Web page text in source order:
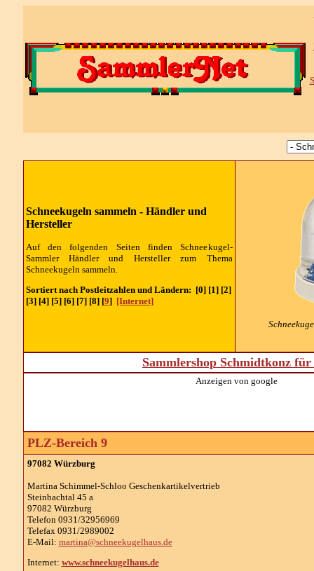
Schneekugeln sammeln - Händler und
Hersteller
Auf den folgenden Seiten finden Schneekugel-
Sammler Händler und Herstellerzum Thema
Schneekugeln sammeln.
Sortiert nach Postleitzahlen und Ländern: [0] [1] [2]
[3] [4] [5] [6] [7] [8] [9] [Internet]
Sammlershop Schmidtkonz
Anzeigen von google
PLZ-Bereich 9
97082 Würzburg
Martina Schimmel-Schloo Geschenkartikelvertrieb
Steinbachtal 45 a
97082 Würzburg
Telefon 0931/32956969
Telefax 0931/2989002
E-Mail: martina@schneekugelhaus.de
Internet: www.schneekugelhaus.de